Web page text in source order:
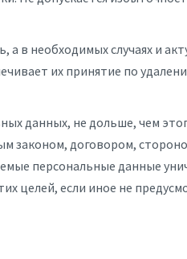
в необходимых случаях и
их принятие по
данных, не дольше, чем
законом, договором,
персональные данные
целей, если иное не